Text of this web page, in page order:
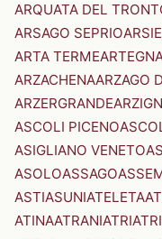
ARQUATA DEL
ARSAGO SEPRIO
ARTA TERME
ARZACHENAARZAGO
ARZERGRANDE
ASCOLI PICENO
ASIGLIANO VENETO
ASOLOASSAGO
ASTIASUNIATELETA
ATINAATRANIATRI